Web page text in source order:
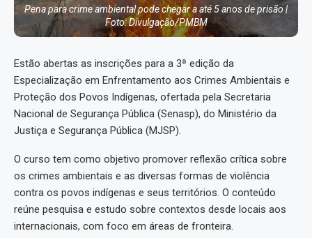
Pena para crime ambiental pode chegar a até 5 anos de prisão |
Foto: Divulgação/PMBM
Estão abertas as inscrições para a 3ª edição da
Especialização em Enfrentamento aos Crimes Ambientais e
Proteção dos Povos Indígenas, ofertada pela Secretaria
Nacional de Segurança Pública (Senasp), do Ministério da
Justiça e Segurança Pública (MJSP).
O curso tem como objetivo promover reflexão crítica sobre
os crimes ambientais e as diversas formas de violência
contra os povos indígenas e seus territórios. O conteúdo
reúne pesquisa e estudo sobre contextos desde locais aos
internacionais, com foco em áreas de fronteira.